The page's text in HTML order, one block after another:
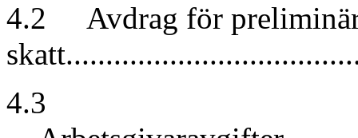
4.2 Avdrag för
4.3